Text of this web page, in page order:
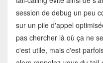
session de debug un peu
sur un pile d'appel
pas chercher là où ça ne
c'est utile, mais c'est